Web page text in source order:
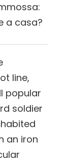
a casa?
line,
popular
soldier
an iron